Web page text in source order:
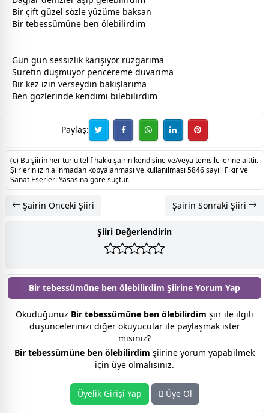
Bir çift güzel sözle yüzüme baksan
Bir tebessümüne ben ölebilirdim
Gün gün sessizlik karışıyor rüzgarıma
Suretin düşmüyor pencereme duvarıma
Bir kez izin verseydin bakışlarıma
Ben gözlerinde kendimi bilebilirdim
Paylaş:
(c) Bu şiirin her türlü telif hakkı şairin kendisine ve/veya temsilcilerine aittir.
Şiirlerin izin alınmadan kopyalanması ve kullanılması 5846 sayılı Fikir ve
Sanat Eserleri Yasasına göre suçtur.
Şairin Önceki Şiiri Şairin Sonraki Şiiri
Şiiri Değerlendirin
Bir tebessümüne ben ölebilirdim Şiirine Yorum Yap
Okuduğunuz Bir tebessümüne ben ölebilirdim şiir ile ilgili
düşüncelerinizi diğer okuyucular ile paylaşmak ister
misiniz?
Bir tebessümüne ben ölebilirdim şiirine yorum yapabilmek
için üye olmalısınız.
Üyelik Girişi Yap Üye Ol